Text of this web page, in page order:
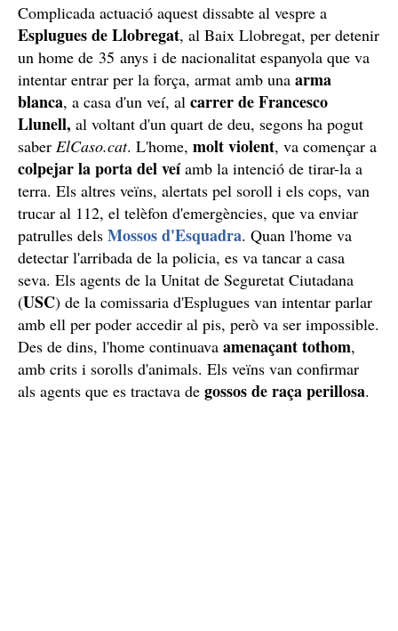
Complicada actuació aquest dissabte al vespre a
Esplugues de Llobregat, al Baix Llobregat, per detenir
un home de 35 anys i de nacionalitat espanyola que va
intentar entrar per la força, armat amb una arma
blanca, a casa d'un veí, al carrer de Francesco
Llunell, al voltant d'un quart de deu, segons ha pogut
saber ElCaso.cat. L'home, molt violent, va començar a
colpejar la porta del veíamb la intenció de tirar-la a
terra. Els altres veïns, alertats pel soroll i els cops, van
trucar al 112, el telèfon d'emergències, que va enviar
patrulles dels Mossos d'Esquadra. Quan l'home va
detectar l'arribada de la policia, es va tancar a casa
seva. Els agents de la Unitat de Seguretat Ciutadana
(USC) de la comissaria d'Esplugues van intentar parlar
amb ell per poder accedir al pis, però va ser impossible.
Des de dins, l'home continuava amenaçant tothom,
amb crits i sorolls d'animals. Els veïns van confirmar
als agents que es tractava de gossos de raça perillosa.